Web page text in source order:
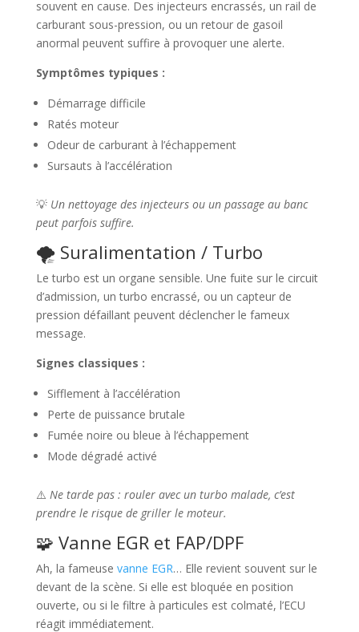
souvent en cause. Des injecteurs encrassés, un rail de
carburant sous-pression, ou un retour de gasoil
anormal peuvent suffire à provoquer une alerte.
Symptômes typiques :
Démarrage difficile
Ratés moteur
Odeur de carburant à l’échappement
Sursauts à l’accélération
💡 Un nettoyage des injecteurs ou un passage au banc
peut parfois suffire.
🌪️ Suralimentation / Turbo
Le turbo est un organe sensible. Une fuite sur le circuit
d’admission, un turbo encrassé, ou un capteur de
pression défaillant peuvent déclencher le fameux
message.
Signes classiques :
Sifflement à l’accélération
Perte de puissance brutale
Fumée noire ou bleue à l’échappement
Mode dégradé activé
⚠️ Ne tarde pas : rouler avec un turbo malade, c’est
prendre le risque de griller le moteur.
🧩 Vanne EGR et FAP/DPF
Ah, la fameuse vanne EGR… Elle revient souvent sur le
devant de la scène. Si elle est bloquée en position
ouverte, ou si le filtre à particules est colmaté, l’ECU
réagit immédiatement.